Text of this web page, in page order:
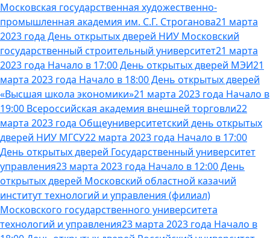
Московская государственная художественно-
промышленная академия им. С.Г. Строганова21 марта
2023 года День открытых дверей НИУ Московский
государственный строительный университет21 марта
2023 года Начало в 17:00 День открытых дверей МЭИ21
марта 2023 года Начало в 18:00 День открытых дверей
«Высшая школа экономики»21 марта 2023 года Начало в
19:00 Всероссийская академия внешней торговли22
марта 2023 года Общеуниверситетский день открытых
дверей НИУ МГСУ22 марта 2023 года Начало в 17:00
День открытых дверей Государственный университет
управления23 марта 2023 года Начало в 12:00 День
открытых дверей Московский областной казачий
институт технологий и управления (филиал)
Московского государственного университета
технологий и управления23 марта 2023 года Начало в